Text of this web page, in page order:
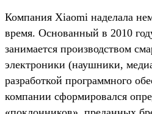
Компания Xiaomi наделала
время. Основанный в 2010
занимается производством
электроники (наушники,
разработкой программного
компании сформировался